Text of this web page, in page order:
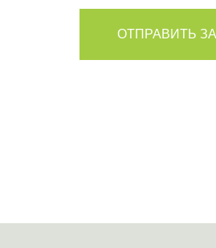
ОТПРАВИТЬ